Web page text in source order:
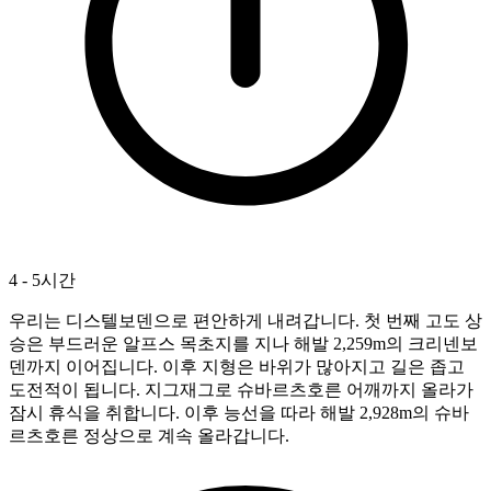
4 - 5시간
우리는 디스텔보덴으로 편안하게 내려갑니다. 첫 번째 고도 상
승은 부드러운 알프스 목초지를 지나 해발 2,259m의 크리넨보
덴까지 이어집니다. 이후 지형은 바위가 많아지고 길은 좁고
도전적이 됩니다. 지그재그로 슈바르츠호른 어깨까지 올라가
잠시 휴식을 취합니다. 이후 능선을 따라 해발 2,928m의 슈바
르츠호른 정상으로 계속 올라갑니다.